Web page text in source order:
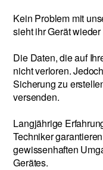
Kein Problem mit
sieht ihr Gerät
Die Daten, die auf
nicht verloren.
Sicherung zu
versenden.
Langjährige
Techniker
gewissenhaften
Gerätes.